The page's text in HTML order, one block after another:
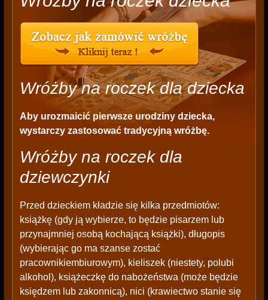
Wróżby na roczek dla dziecka
Aby urozmaicić pierwsze urodziny dziecka,
wystarczy zastosować tradycyjną wróżbę.
Wróżby na roczek dla
dziewczynki
Przed dzieckiem kładzie się kilka przedmiotów:
książkę (gdy ją wybierze, to będzie pisarzem lub
przynajmniej osobą kochającą książki), długopis
(wybierając go ma szanse zostać
pracownikiembiurowym), kieliszek (niestety, polubi
alkohol), książeczkę do nabożeństwa (może będzie
księdzem lub zakonnicą), nici (krawiectwo stanie się